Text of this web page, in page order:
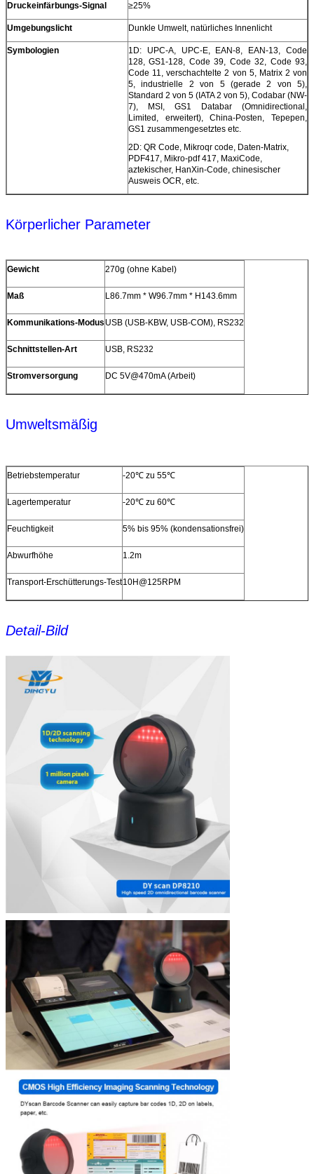
Druckeinfärbungs-Signal ≥25%
Umgebungslicht Dunkle Umwelt, natürliches Innenlicht
Symbologien
1D: UPC-A, UPC-E, EAN-8, EAN-13, Code
128, GS1-128, Code 39, Code 32, Code 93,
Code 11, verschachtelte 2 von 5, Matrix 2 von
5, industrielle 2 von 5 (gerade 2 von 5),
Standard 2 von 5 (IATA 2 von 5), Codabar (NW-
7), MSI, GS1 Databar (Omnidirectional,
Limited, erweitert), China-Posten, Tepepen,
GS1 zusammengesetztes etc.
2D: QR Code, Mikroqr code, Daten-Matrix,
PDF417, Mikro-pdf 417, MaxiCode,
aztekischer, HanXin-Code, chinesischer
Ausweis OCR, etc.
Körperlicher Parameter
Gewicht 270g (ohne Kabel)
Maß L86.7mm * W96.7mm * H143.6mm
Kommunikations-Modus USB (USB-KBW, USB-COM), RS232
Schnittstellen-Art USB, RS232
Stromversorgung DC 5V@470mA (Arbeit)
Umweltsmäßig
Betriebstemperatur -20℃ zu 55℃
Lagertemperatur -20℃ zu 60℃
Feuchtigkeit 5% bis 95% (kondensationsfrei)
Abwurfhöhe 1.2m
Transport-Erschütterungs-Test10H@125RPM
Detail-Bild